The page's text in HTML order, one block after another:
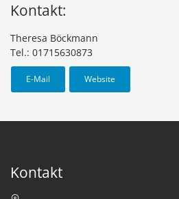
Kontakt:
Theresa Böckmann
Tel.: 01715630873
E-Mail Website
Kontakt